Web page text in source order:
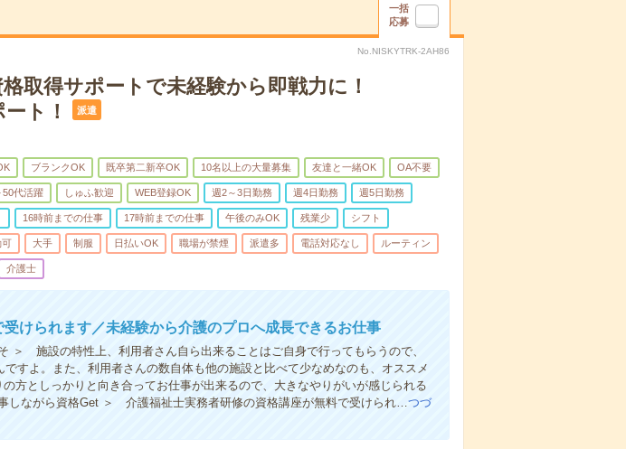
一括
応募
No.NISKYTRK-2AH86
取得サポートで未経験から即戦力に！
ト！
派遣
ブランクOK 既卒第二新卒OK 10名以上の大量募集 友達と一緒OK OA不要
50代活躍 しゅふ歓迎 WEB登録OK 週2～3日勤務 週4日勤務 週5日勤務
16時前までの仕事 17時前までの仕事 午後のみOK 残業少 シフト
大手 制服 日払いOK 職場が禁煙 派遣多 電話対応なし ルーティン
介護士
受けられます／未経験から介護のプロへ成長できるお仕事
＞ 施設の特性上、利用者さん自ら出来ることはご自身で行ってもらうので、
すよ。また、利用者さんの数自体も他の施設と比べて少なめなのも、オススメ
方としっかりと向き合ってお仕事が出来るので、大きなやりがいが感じられる
しながら資格Get ＞ 介護福祉士実務者研修の資格講座が無料で受けられ…つづ